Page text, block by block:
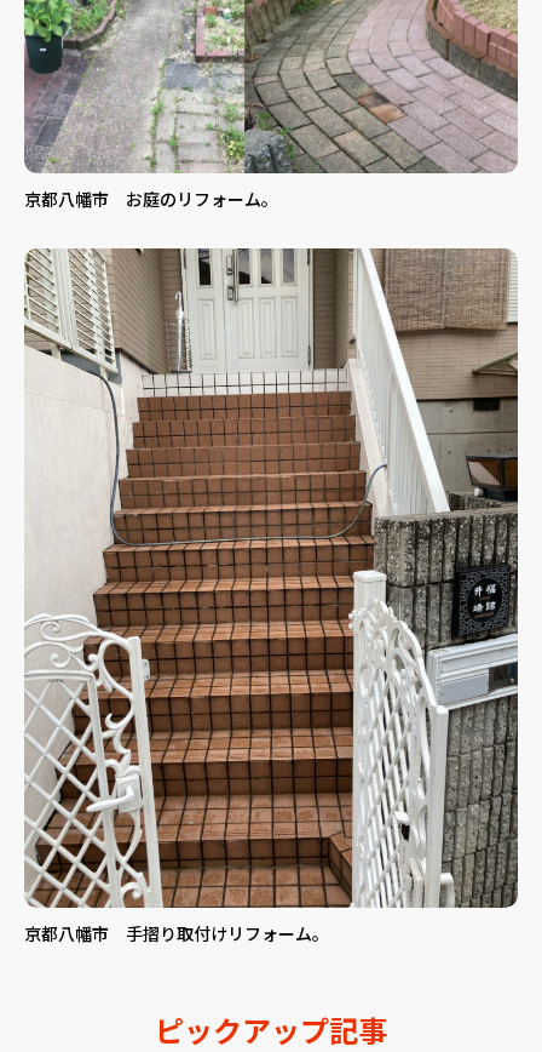
京都八幡市 お庭のリフォーム。
京都八幡市 手摺り取付けリフォーム。
ピックアップ記事